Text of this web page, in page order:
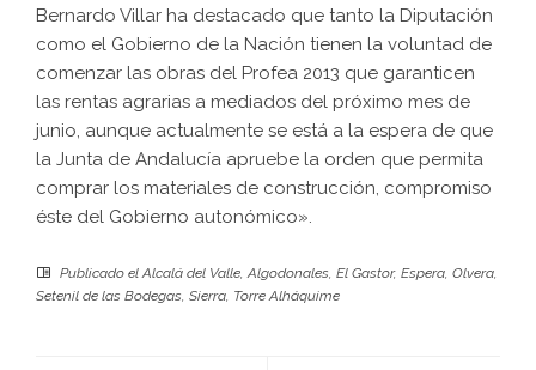
Bernardo Villar ha destacado que tanto la Diputación
como el Gobierno de la Nación tienen la voluntad de
comenzar las obras del Profea 2013 que garanticen
las rentas agrarias a mediados del próximo mes de
junio, aunque actualmente se está a la espera de que
la Junta de Andalucía apruebe la orden que permita
comprar los materiales de construcción, compromiso
éste del Gobierno autonómico».
Publicado elAlcalá del Valle,Algodonales, El Gastor, Espera, Olvera,
Setenil de las Bodegas, Sierra, Torre Alháquime